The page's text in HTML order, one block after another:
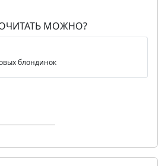
МОЖНО?
блондинок